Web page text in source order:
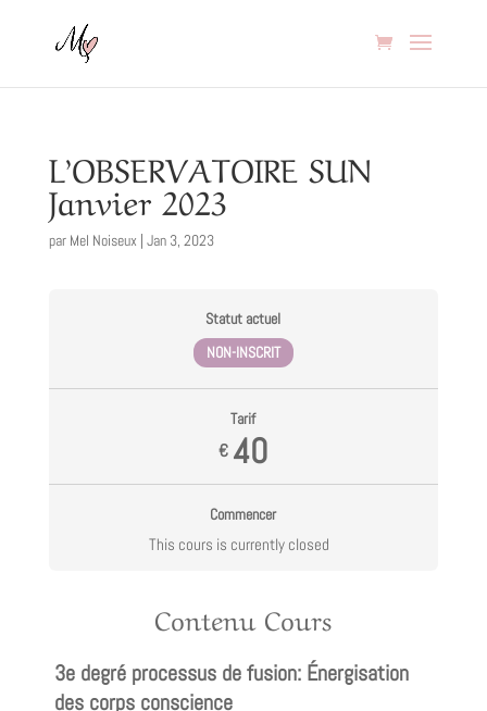
L’OBSERVATOIRE SUN
Janvier 2023
par Mel Noiseux | Jan 3, 2023
Statut actuel
NON-INSCRIT
Tarif
€ 40
Commencer
This cours is currently closed
Contenu Cours
3e degré processus de fusion: Énergisation
des corps conscience